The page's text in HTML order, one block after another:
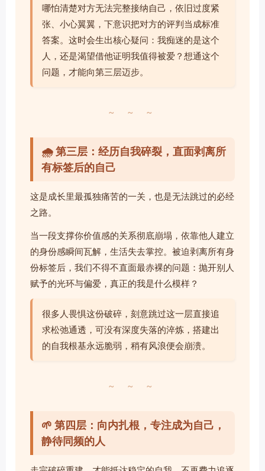
哪怕清楚对方无法完整接纳自己，依旧过度紧
张、小心翼翼，下意识把对方的评判当成标准
答案。这时会生出核心疑问：我痴迷的是这个
人，还是渴望借他证明我值得被爱？想通这个
问题，才能向第三层迈步。
~ ~ ~
🌧️ 第三层：经历自我碎裂，直面剥离所
有标签后的自己
这是成长里最孤独痛苦的一关，也是无法跳过的必经
之路。
当一段支撑你价值感的关系彻底崩塌，依靠他人建立
的身份感瞬间瓦解，生活失去掌控。被迫剥离所有身
份标签后，我们不得不直面最赤裸的问题：抛开别人
赋予的光环与偏爱，真正的我是什么模样？
很多人畏惧这份破碎，刻意跳过这一层直接追
求松弛通透，可没有深度失落的淬炼，搭建出
的自我根基永远脆弱，稍有风浪便会崩溃。
~ ~ ~
🌱 第四层：向内扎根，专注成为自己，
静待同频的人